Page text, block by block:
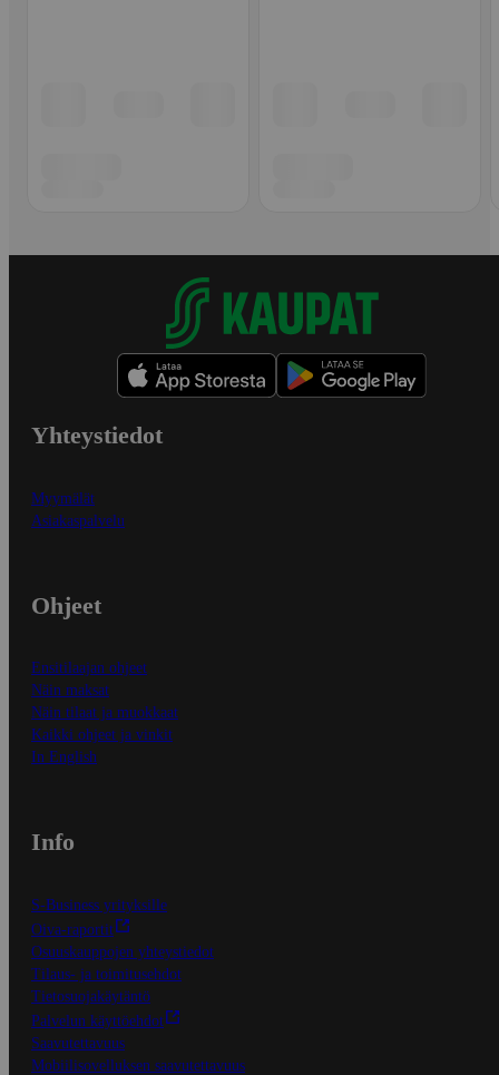
Yhteystiedot
Myymälät
Asiakaspalvelu
Ohjeet
Ensitilaajan ohjeet
Näin maksat
Näin tilaat ja muokkaat
Kaikki ohjeet ja vinkit
In English
Info
S-Business yrityksille
Oiva-raportit
Osuuskauppojen yhteystiedot
Tilaus- ja toimitusehdot
Tietosuojakäytäntö
Palvelun käyttöehdot
Saavutettavuus
Mobiilisovelluksen saavutettavuus